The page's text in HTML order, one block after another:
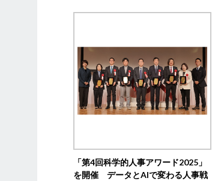
「第4回科学的人事アワード2025」
を開催 データとAIで変わる人事戦